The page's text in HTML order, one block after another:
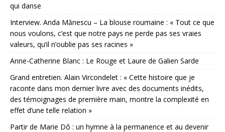
qui danse
Interview. Anda Mănescu – La blouse roumaine : « Tout ce que
nous voulons, c’est que notre pays ne perde pas ses vraies
valeurs, qu’il n’oublie pas ses racines »
Anne-Catherine Blanc : Le Rouge et Laure de Galien Sarde
Grand entretien. Alain Vircondelet : « Cette histoire que je
raconte dans mon dernier livre avec des documents inédits,
des témoignages de première main, montre la complexité en
effet d’une telle relation »
Partir de Marie Dô : un hymne à la permanence et au devenir